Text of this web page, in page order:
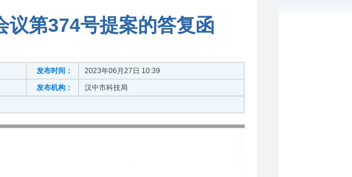
议第374号提案的答复函
发布时间：
2023年06月27日 10:39
发布机构：
汉中市科技局